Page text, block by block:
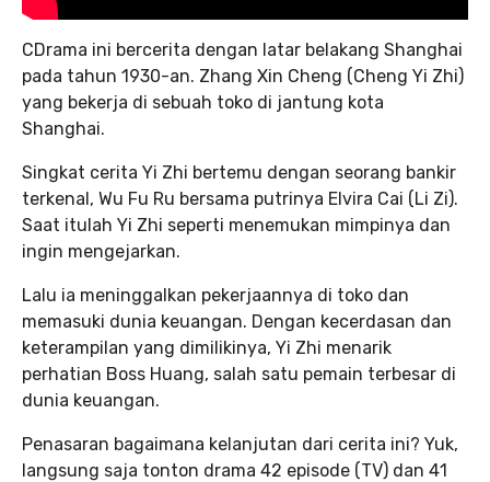
CDrama ini bercerita dengan latar belakang Shanghai
pada tahun 1930-an. Zhang Xin Cheng (Cheng Yi Zhi)
yang bekerja di sebuah toko di jantung kota
Shanghai.
Singkat cerita Yi Zhi bertemu dengan seorang bankir
terkenal, Wu Fu Ru bersama putrinya Elvira Cai (Li Zi).
Saat itulah Yi Zhi seperti menemukan mimpinya dan
ingin mengejarkan.
Lalu ia meninggalkan pekerjaannya di toko dan
memasuki dunia keuangan. Dengan kecerdasan dan
keterampilan yang dimilikinya, Yi Zhi menarik
perhatian Boss Huang, salah satu pemain terbesar di
dunia keuangan.
Penasaran bagaimana kelanjutan dari cerita ini? Yuk,
langsung saja tonton drama 42 episode (TV) dan 41